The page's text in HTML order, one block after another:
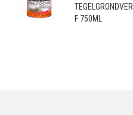
TEGELGRONDVER
F 750ML